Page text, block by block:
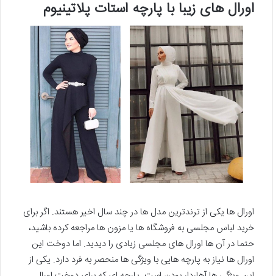
اورال های زیبا با پارچه استات پلاتینیوم
اورال ها یکی از ترندترین مدل ها در چند سال اخیر هستند. اگر برای
خرید لباس مجلسی به فروشگاه ها یا مزون ها مراجعه کرده باشید،
حتما در آن ها اورال های مجلسی زیادی را دیدید. اما دوخت این
اورال ها نیاز به پارچه هایی با ویژگی ها منحصر به فرد دارد. یکی از